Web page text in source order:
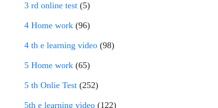
3 rd online test (5)
4 Home work (96)
4 th e learning video (98)
5 Home work (65)
5 th Onlie Test (252)
5th e learning video (122)